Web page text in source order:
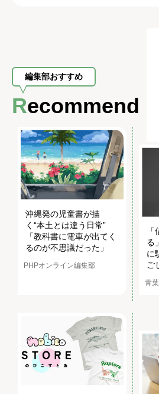
編集部おすすめ
Recommend
沖縄発の児童書が描
く“本土とは違う日常”
「教科書に電車が出てく
るのが不思議だった」
PHPオンライン編集部
る
に
ご
青